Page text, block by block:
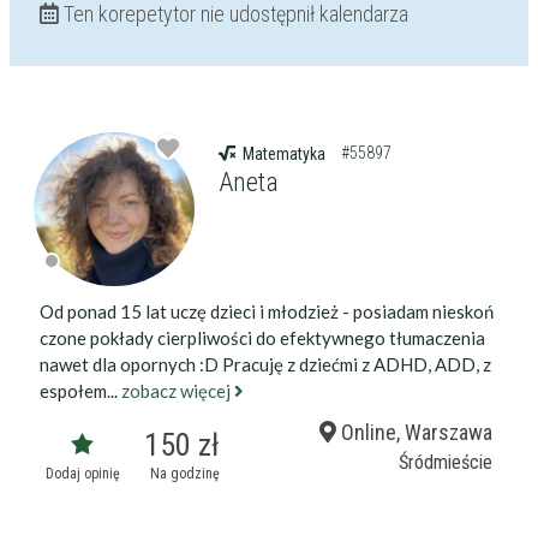
Ten korepetytor nie udostępnił kalendarza
Matematyka #55897
Aneta
Od ponad 15 lat uczę dzieci i młodzież - posiadam nieskoń
czone pokłady cierpliwości do efektywnego tłumaczenia
nawet dla opornych :D Pracuję z dziećmi z ADHD, ADD, z
espołem... zobacz więcej
Dodaj opinię
150 zł
Na godzinę
Online, Warszawa
Śródmieście